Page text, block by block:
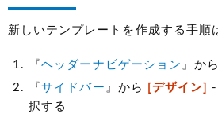
新しいテンプレートを作成する手順
『ヘッダーナビゲーション 』か
『サイドバー 』から [デザイン] -
択する